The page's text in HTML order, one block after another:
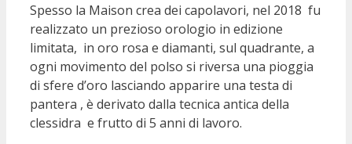
Spesso la Maison crea dei capolavori, nel 2018 fu
realizzato un prezioso orologio in edizione
limitata, in oro rosa e diamanti, sul quadrante, a
ogni movimento del polso si riversa una pioggia
di sfere d’oro lasciando apparire una testa di
pantera , è derivato dalla tecnica antica della
clessidra e frutto di 5 anni di lavoro.